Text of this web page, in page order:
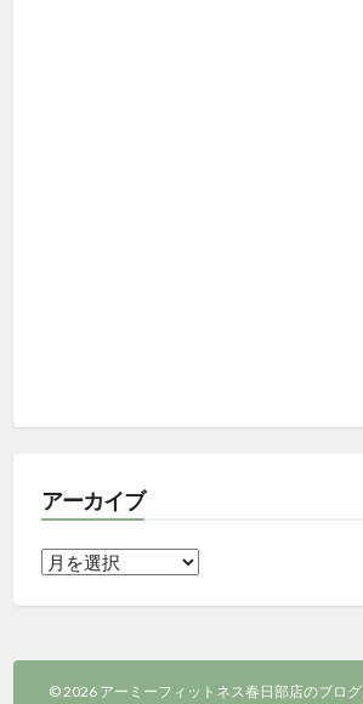
アーカイブ
ア
ブ
© 2026 アーミーフィットネス春日部店のブログ